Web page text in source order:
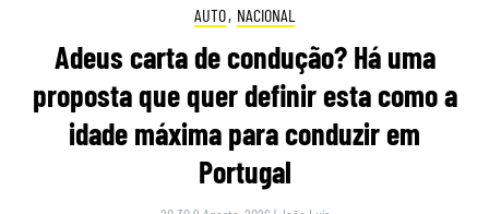
AUTO, NACIONAL
Adeus carta de condução? Há uma
proposta que quer definir esta como a
idade máxima para conduzir em
Portugal